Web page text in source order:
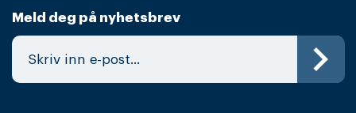
Meld deg på nyhetsbrev